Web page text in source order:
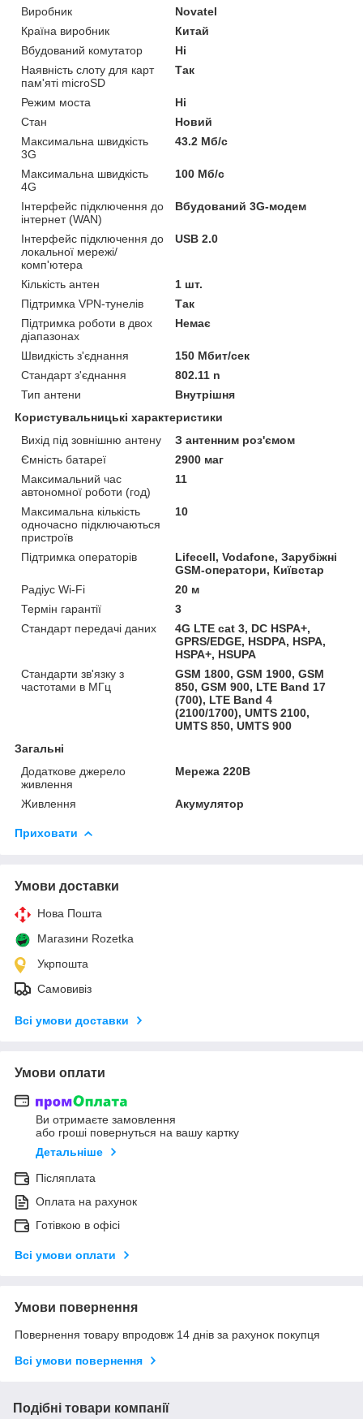
Виробник
Novatel
Країна виробник
Китай
Вбудований комутатор
Ні
Наявність слоту для карт
пам'яті microSD
Так
Режим моста
Ні
Стан
Новий
Максимальна швидкість
3G
43.2 Мб/с
Максимальна швидкість
4G
100 Мб/с
Інтерфейс підключення до
інтернет (WAN)
Вбудований 3G-модем
Інтерфейс підключення до
локальної мережі/
комп'ютера
USB 2.0
Кількість антен
1 шт.
Підтримка VPN-тунелів
Так
Підтримка роботи в двох
діапазонах
Немає
Швидкість з'єднання
150 Мбит/сек
Стандарт з'єднання
802.11 n
Тип антени
Внутрішня
Користувальницькі характеристики
Вихід під зовнішню антену
З антенним роз'ємом
Ємність батареї
2900 маг
Максимальний час
автономної роботи (год)
11
Максимальна кількість
одночасно підключаються
пристроїв
10
Підтримка операторів
Lifecell, Vodafone, Зарубіжні
GSM-оператори, Київстар
Радіус Wi-Fi
20 м
Термін гарантії
3
Стандарт передачі даних
4G LTE cat 3, DC HSPA+,
GPRS/EDGE, HSDPA, HSPA,
HSPA+, HSUPA
Стандарти зв'язку з
частотами в МГц
GSM 1800, GSM 1900, GSM
850, GSM 900, LTE Band 17
(700), LTE Band 4
(2100/1700), UMTS 2100,
UMTS 850, UMTS 900
Загальні
Додаткове джерело
живлення
Мережа 220В
Живлення Акумулятор
Приховати
Умови доставки
Нова Пошта
Магазини Rozetka
Укрпошта
Самовивіз
Всі умови доставки
Умови оплати
Ви отримаєте замовлення
або гроші повернуться на вашу картку
Детальніше
Післяплата
Оплата на рахунок
Готівкою в офісі
Всі умови оплати
Умови повернення
Повернення товару впродовж 14 днів за рахунок покупця
Всі умови повернення
Подібні товари компанії